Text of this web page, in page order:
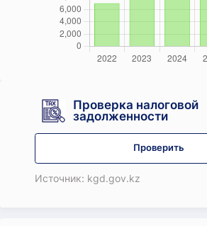
Проверка налоговой
задолженности
Проверить
Источник: kgd.gov.kz